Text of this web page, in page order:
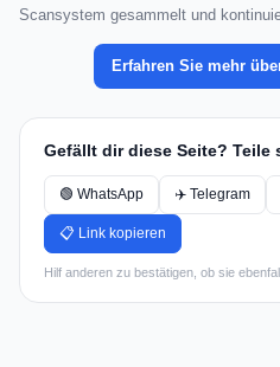
Scansystem gesammelt und
Erfahren Sie mehr
Gefällt dir diese Seite? Teile
🟢 WhatsApp ✈️ Telegram
📋 Link kopieren
Hilf anderen zu bestätigen, ob sie